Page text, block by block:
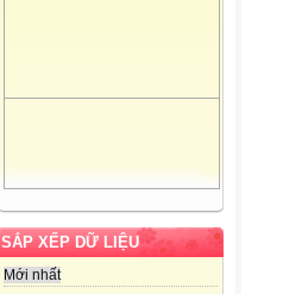
SẮP XẾP DỮ LIỆU
Mới nhất